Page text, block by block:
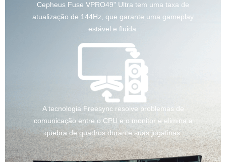
Cepheus Fuse VPRO49" Ultra tem uma taxa de
atualização de 144Hz, que garante uma gameplay
estável e fluida.
A tecnologia Freesync resolve problemas de
comunicação entre o CPU e o monitor e elimina a
quebra de quadros durante suas jogatinas.